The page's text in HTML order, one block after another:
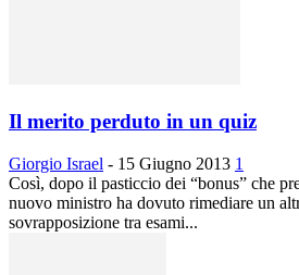
Il merito perduto in un quiz
Giorgio Israel - 15 Giugno 2013 1
Così, dopo il pasticcio dei “bonus” che
nuovo ministro ha dovuto rimediare un
sovrapposizione tra esami...